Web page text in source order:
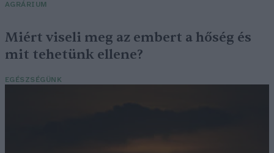
AGRÁRIUM
Miért viseli meg az embert a hőség és
mit tehetünk ellene?
EGÉSZSÉGÜNK